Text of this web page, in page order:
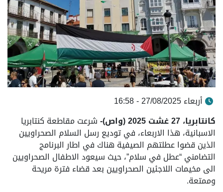
أربعاء 27/08/2025 - 16:58
كانتابريا، 27 غشت 2025 (واص)-
شرعت مقاطعة كنتابريا
الاسبانية، هذا الاربعاء، في توديع رسل السلام الصحراويين
الذين قضوا عطلتهم الصيفية هناك في اطار البرنامج
التضامني “عطل في سلام”، حيث سيعود الاطفال الصحراويين
الى مخيمات اللاجئين الصحراويين بعد قضاء فترة مريحة
وممتعة.